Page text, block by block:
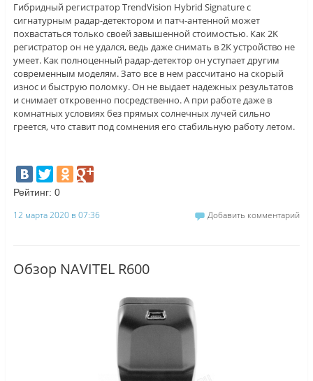
Гибридный регистратор TrendVision Hybrid Signature с
сигнатурным радар-детектором и патч-антенной может
похвастаться только своей завышенной стоимостью. Как 2K
регистратор он не удался, ведь даже снимать в 2K устройство не
умеет. Как полноценный радар-детектор он уступает другим
современным моделям. Зато все в нем рассчитано на скорый
износ и быструю поломку. Он не выдает надежных результатов
и снимает откровенно посредственно. А при работе даже в
комнатных условиях без прямых солнечных лучей сильно
греется, что ставит под сомнения его стабильную работу летом.
Рейтинг: 0
12 марта 2020 в 07:36 Добавить комментарий
Обзор NAVITEL R600